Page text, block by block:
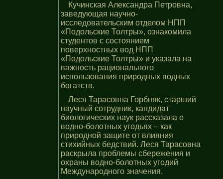
Кучинская Александра Петровна,
заведующая научно-
исследовательским отделом НПП
«Подольские Толтры», ознакомила
студентов с состоянием
поверхностных вод НПП
«Подольские Толтры» и указала на
важность рационального
использования природных водных
богатств.
Леся Тарасовна Горбняк, старший
научный сотрудник, кандидат
биологических наук рассказала о
водно-болотных угодьях – как
природной защите от влияния
стихийных бедствий. Леся Тарасовна
раскрыла проблемы сбережения и
охраны водно-болотных угодий
Международного значения.